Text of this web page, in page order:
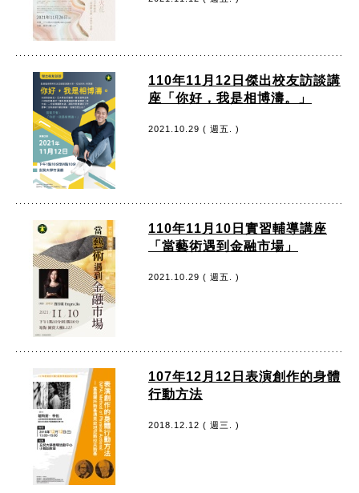
110年11月12日傑出校友訪談講
座「你好，我是相博濤。」
2021.10.29 ( 週五. )
110年11月10日實習輔導講座
「當藝術遇到金融市場」
2021.10.29 ( 週五. )
107年12月12日表演創作的身體
行動方法
2018.12.12 ( 週三. )